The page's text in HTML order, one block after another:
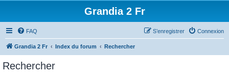
Grandia 2 Fr
FAQ Connexion
S’enregistrer
Grandia 2 Fr Index du forum Rechercher
Rechercher